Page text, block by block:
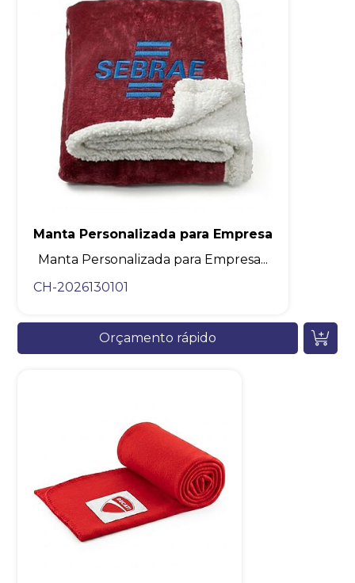
Manta Personalizada para Empresa
Manta Personalizada para Empresa...
CH-2026130101
Orçamento rápido